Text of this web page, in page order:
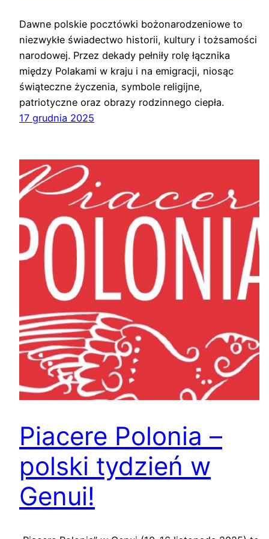
Dawne polskie pocztówki bożonarodzeniowe to
niezwykłe świadectwo historii, kultury i tożsamości
narodowej. Przez dekady pełniły rolę łącznika
między Polakami w kraju i na emigracji, niosąc
świąteczne życzenia, symbole religijne,
patriotyczne oraz obrazy rodzinnego ciepła.
17 grudnia 2025
Piacere Polonia –
polski tydzień w
Genui!